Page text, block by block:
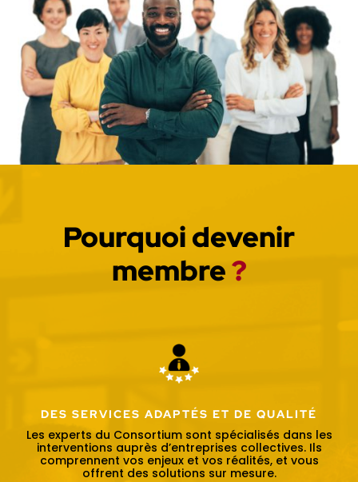
Pourquoi devenir
membre?
DES SERVICES ADAPTÉS ET DE QUALITÉ
Les experts du Consortium sont spécialisés dans les
interventions auprès d’entreprises collectives. Ils
comprennent vos enjeux et vos réalités, et vous
offrent des solutions sur mesure.